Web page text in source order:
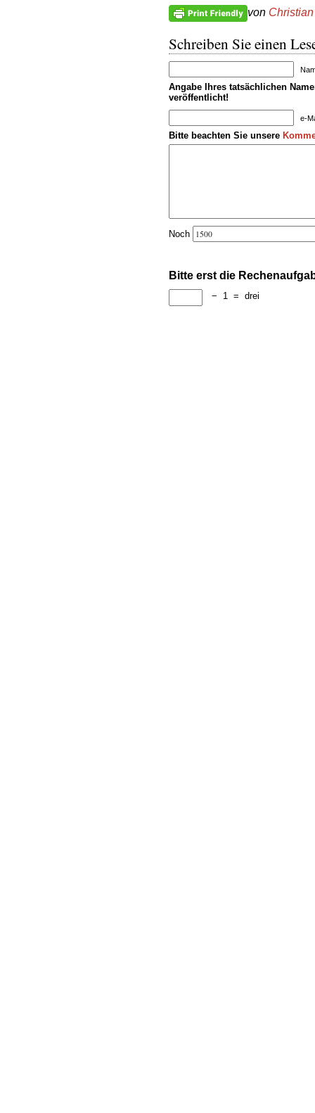
von
Schreiben Sie einen
Angabe Ihres tatsächlichen
veröffentlicht!
e-
Bitte beachten Sie unsere
Noch
Bitte erst die
− 1 = drei